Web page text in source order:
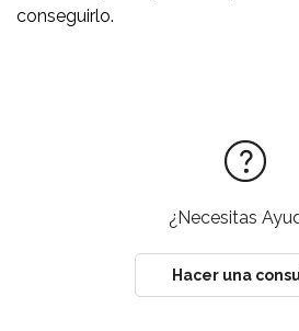
conseguirlo.
¿Necesitas
Hacer una